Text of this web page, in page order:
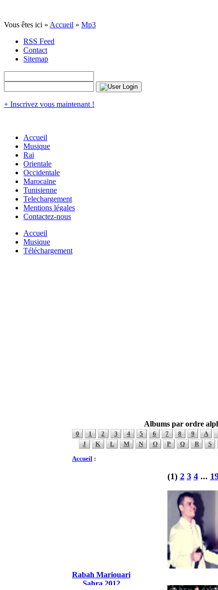
Vous êtes ici » Accueil » Mp3
RSS Feed
Contact
Sitemap
+ Inscrivez vous maintenant !
Accueil
Musique
Rai
Orientale
Occidentale
Marocaine
Tunisienne
Telechargement
Mentions légales
Contactez-nous
Accueil
Musique
Téléchargement
Albums par ordre
0 1 2 3 4 5 6 7 8 9 A
J
K L M N O P Q R
S
Accueil :
(1) 2 3 4...
Rabah Mariouari
Sahra 2012